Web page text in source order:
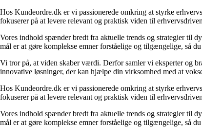
Hos Kundeordre.dk er vi passionerede omkring at styrke
fokuserer på at levere relevant og praktisk viden til
Vores indhold spænder bredt fra aktuelle trends og strategier til
mål er at gøre komplekse emner forståelige og tilgængelige, så
Vi tror på, at viden skaber værdi. Derfor samler vi eksperter og
innovative løsninger, der kan hjælpe din virksomhed med at
Hos Kundeordre.dk er vi passionerede omkring at styrke
fokuserer på at levere relevant og praktisk viden til
Vores indhold spænder bredt fra aktuelle trends og strategier til
mål er at gøre komplekse emner forståelige og tilgængelige, så